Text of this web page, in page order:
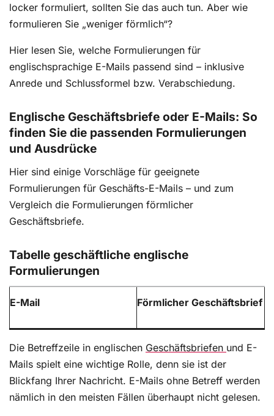
locker formuliert, sollten Sie das auch tun. Aber wie
formulieren Sie „weniger förmlich“?
Hier lesen Sie, welche Formulierungen für
englischsprachige E-Mails passend sind – inklusive
Anrede und Schlussformel bzw. Verabschiedung.
Englische Geschäftsbriefe oder E-Mails: So
finden Sie die passenden Formulierungen
und Ausdrücke
Hier sind einige Vorschläge für geeignete
Formulierungen für Geschäfts-E-Mails – und zum
Vergleich die Formulierungen förmlicher
Geschäftsbriefe.
Tabelle geschäftliche englische
Formulierungen
E-Mail Förmlicher Geschäftsbrief
Die Betreffzeile in englischen Geschäftsbriefen und E-
Mails spielt eine wichtige Rolle, denn sie ist der
Blickfang Ihrer Nachricht. E-Mails ohne Betreff werden
nämlich in den meisten Fällen überhaupt nicht gelesen.